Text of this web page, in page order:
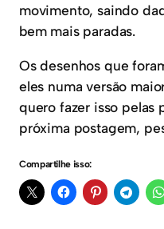
movimento, saindo
bem mais paradas.
Os desenhos que
eles numa versão
quero fazer isso pelas
próxima postagem,
Compartilhe isso: